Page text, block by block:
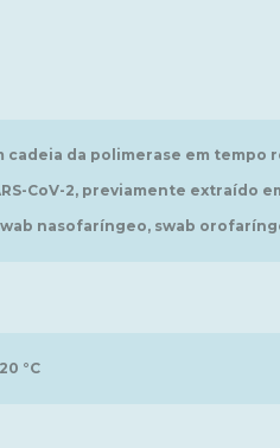
da polimerase em tempo
CoV-2, previamente extraído
nasofaríngeo, swab
°C